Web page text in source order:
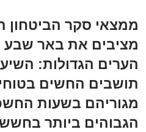
מציבים את באר שבע
הערים הגדולות:
תושבים החשים
מגוריהם בשעות
הגבוהים ביותר